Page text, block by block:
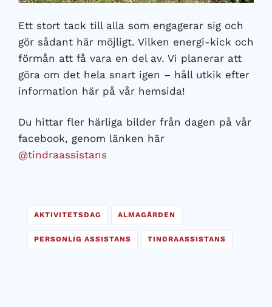
Ett stort tack till alla som engagerar sig och
gör sådant här möjligt. Vilken energi-kick och
förmån att få vara en del av. Vi planerar att
göra om det hela snart igen – håll utkik efter
information här på vår hemsida!
Du hittar fler härliga bilder från dagen på vår
facebook, genom länken här
@tindraassistans
AKTIVITETSDAG ALMAGÅRDEN
PERSONLIG ASSISTANS TINDRAASSISTANS